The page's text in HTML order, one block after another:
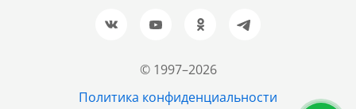
© 1997–2026
Политика конфиденциальности
Новосибирск